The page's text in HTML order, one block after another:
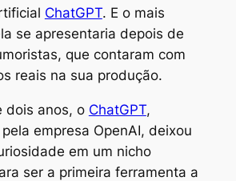
ChatGPT. E o mais
se apresentaria depois de
que contaram com
reais na sua produção.
dois anos, o ChatGPT,
empresa OpenAI, deixou
em um nicho
ser a primeira ferramenta a